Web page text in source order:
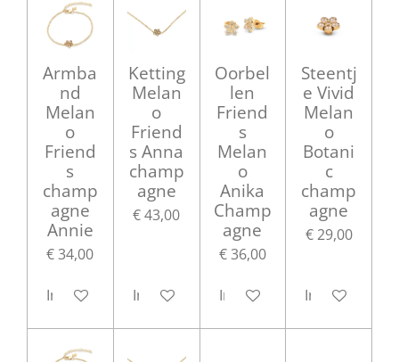
Armba
nd
Melan
o
Friend
s
champ
agne
Annie
€ 34,00
In winkelwagen
Ketting
Melan
o
Friend
s Anna
champ
agne
€ 43,00
In winkelwagen
Oorbel
len
Friend
s
Melan
o
Anika
Champ
agne
€ 36,00
In winkelwagen
Steentj
e Vivid
Melan
o
Botani
c
champ
agne
€ 29,00
In